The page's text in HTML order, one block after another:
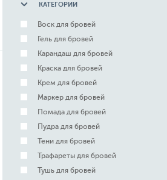
КАТЕГОРИИ
Воск для бровей
Гель для бровей
Карандаш для бровей
Краска для бровей
Крем для бровей
Маркер для бровей
Помада для бровей
Пудра для бровей
Тени для бровей
Трафареты для бровей
Тушь для бровей